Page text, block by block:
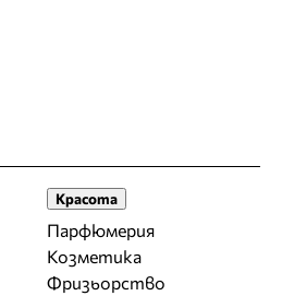
Красота
Парфюмерия
Козметика
Фризьорство